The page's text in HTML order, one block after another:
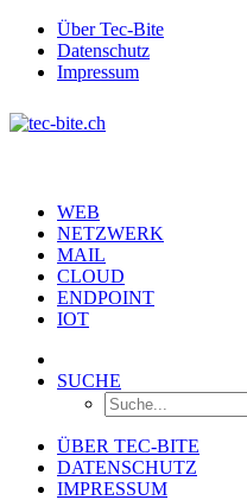
Über Tec-Bite
Datenschutz
Impressum
WEB
NETZWERK
MAIL
CLOUD
ENDPOINT
IOT
SUCHE
ÜBER TEC-BITE
DATENSCHUTZ
IMPRESSUM